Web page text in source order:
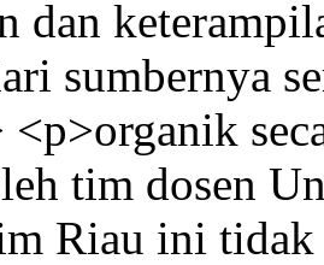
dan
sumbernya
tim dosen
Riau ini tidak